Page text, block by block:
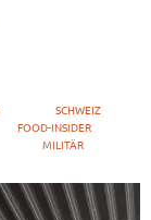
SCHWEIZ
FOOD-INSIDER
MILITÄR